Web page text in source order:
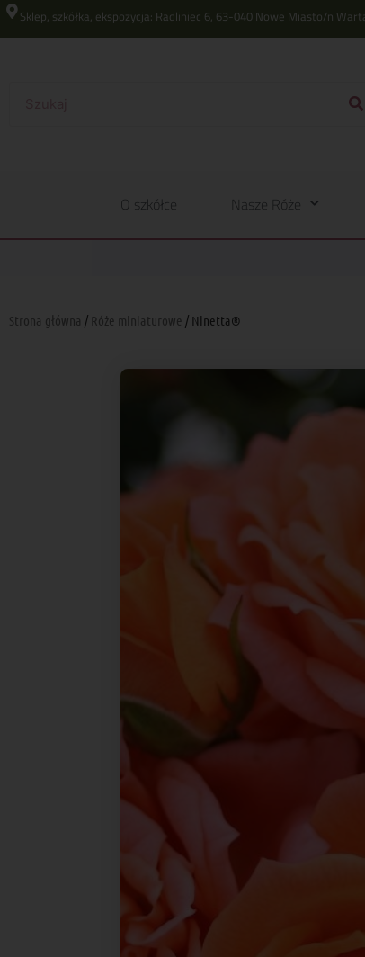
Sklep, szkółka, ekspozycja: Radliniec 6, 63-040 Nowe Miasto/n
O szkółce Nasze Róże
Strona główna / Róże miniaturowe / Ninetta®